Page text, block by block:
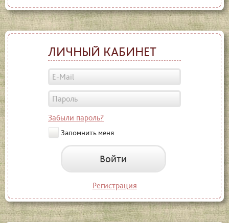
ЛИЧНЫЙ КАБИНЕТ
Забыли пароль?
Запомнить меня
Войти
Регистрация